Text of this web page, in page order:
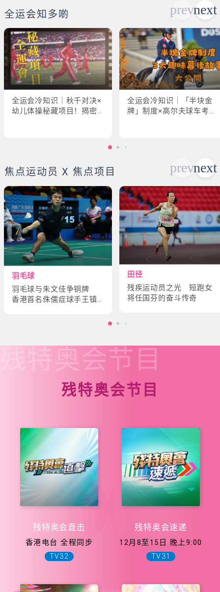
全运会知多啲
全运会冷知识｜秋千对决×
幼儿体操秘藏项目！揭密
全运会冷知识｜「半块金
牌」制度×高尔夫球车考牌
焦点运动员 X 焦点项目
羽毛球
羽毛球与朱文佳争铜牌
香港首名侏儒症球手王镇
田径
残疾运动员之光 短跑女
将任国芬的奋斗传奇
残特奥会节目
残特奥会节目
残特奥会直击
香港电台 全程同步
TV32
残特奥会速递
12月8至15日 晚上9:00
TV31